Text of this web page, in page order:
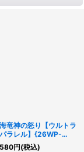
海竜神の怒り【ウルトラ
パラレル】{26WP-
JP205}《魔法》
580円(税込)